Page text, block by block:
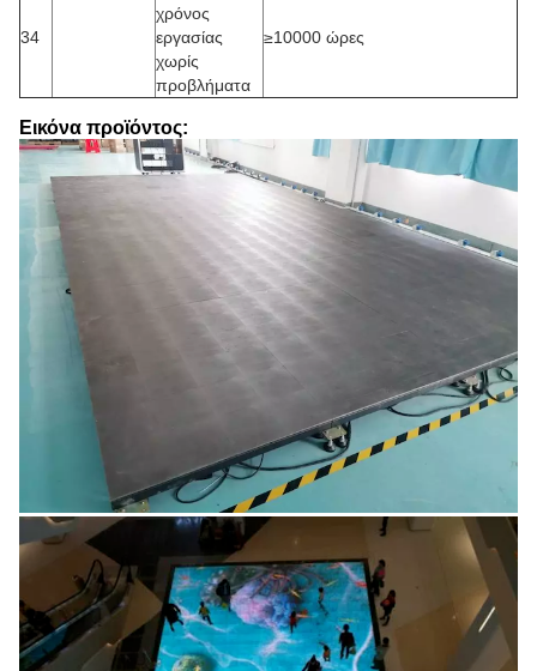
34
χρόνος
εργασίας
χωρίς
προβλήματα
≥10000 ώρες
Εικόνα προϊόντος: